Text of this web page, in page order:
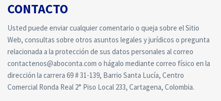
CONTACTO
Usted puede enviar cualquier comentario o queja sobre el Sitio
Web, consultas sobre otros asuntos legales y jurídicos o pregunta
relacionada a la protección de sus datos personales al correo
contactenos@aboconta.com o hágalo mediante correo físico en la
dirección la carrera 69 # 31-139, Barrio Santa Lucía, Centro
Comercial Ronda Real 2° Piso Local 233, Cartagena, Colombia.